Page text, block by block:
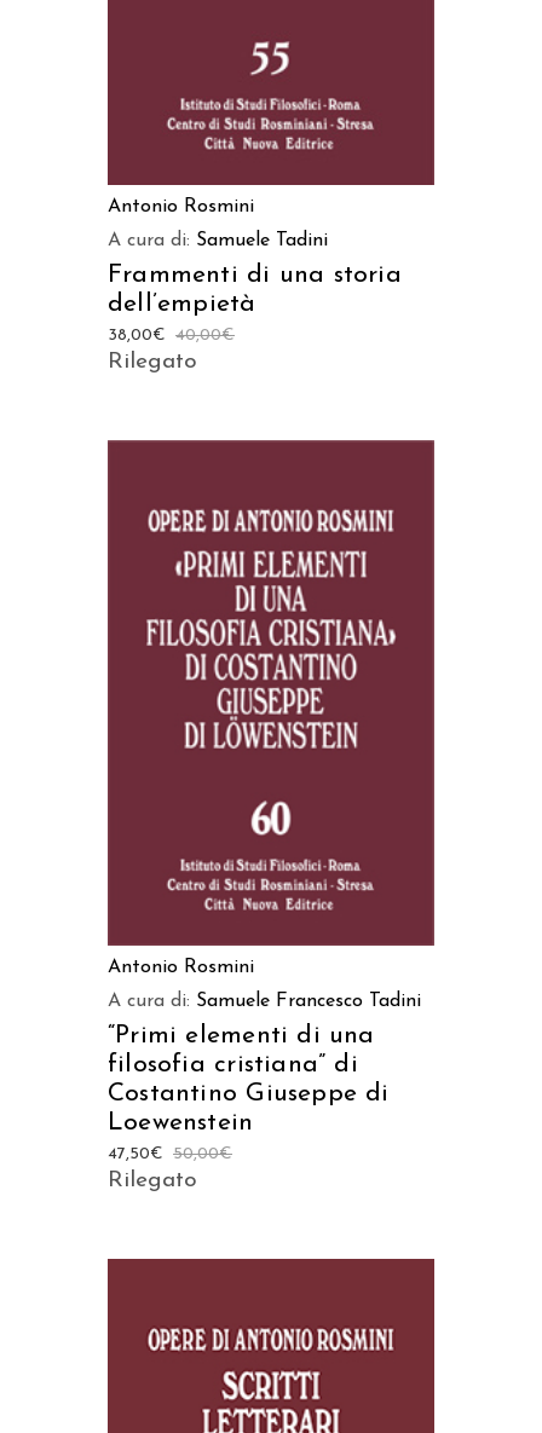
Antonio Rosmini
A cura di: Samuele Tadini
Frammenti di una storia
dell’empietà
40,00€
38,00€
Rilegato
AGGIUNGI AL CARRELLO
Antonio Rosmini
A cura di: Samuele Francesco Tadini
“Primi elementi di una
filosofia cristiana” di
Costantino Giuseppe di
Loewenstein
50,00€
47,50€
Rilegato